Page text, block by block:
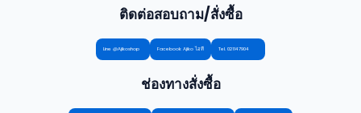
ติดต่อสอบถาม/สั่งซื้อ
Line @Ajikoshop Facebook Ajiko ไอที Tel. 021147904
ช่องทางสั่งซื้อ